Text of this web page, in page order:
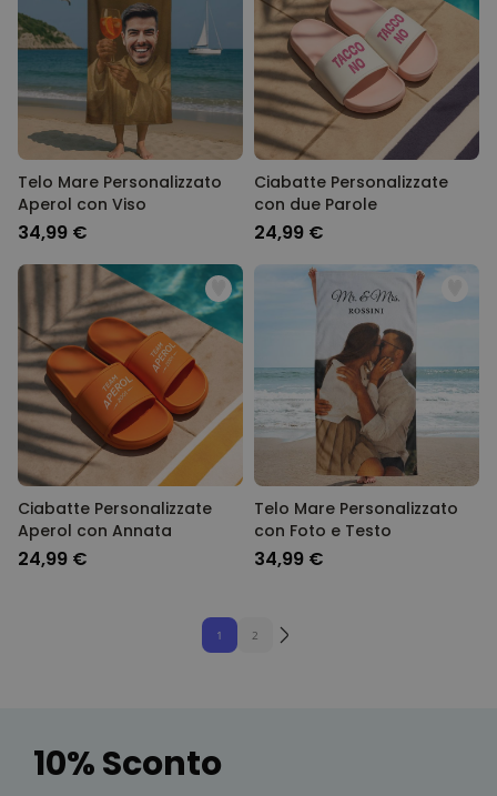
Telo Mare Personalizzato
Aperol con Viso
34,99 €
Ciabatte Personalizzate
con due Parole
24,99 €
Ciabatte Personalizzate
Aperol con Annata
24,99 €
Telo Mare Personalizzato
con Foto e Testo
34,99 €
1 2
10% Sconto